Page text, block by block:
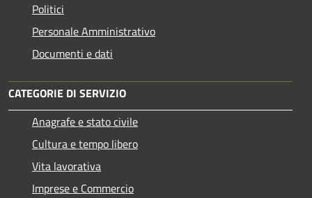
Politici
Personale Amministrativo
Documenti e dati
CATEGORIE DI SERVIZIO
Anagrafe e stato civile
Cultura e tempo libero
Vita lavorativa
Imprese e Commercio